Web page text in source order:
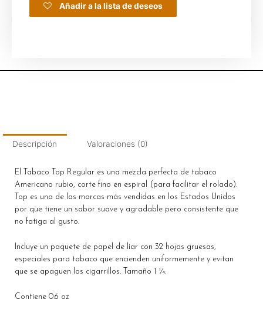
Añadir a la lista de deseos
Descripción Valoraciones (0)
El Tabaco Top Regular es una mezcla perfecta de tabaco
Americano rubio, corte fino en espiral (para facilitar el rolado).
Top es una de las marcas más vendidas en los Estados Unidos
por que tiene un sabor suave y agradable pero consistente que
no fatiga al gusto.
Incluye un paquete de papel de liar con 32 hojas gruesas,
especiales para tabaco que encienden uniformemente y evitan
que se apaguen los cigarrillos. Tamaño 1 ¼.
Contiene 0.6 oz